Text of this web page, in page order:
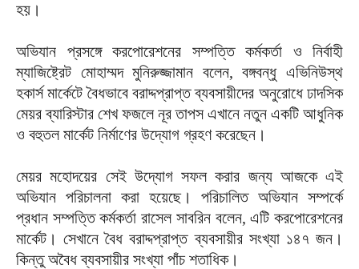
হয়।
অভিযান প্রসঙ্গে করপোরেশনের সম্পত্তি কর্মকর্তা ও নির্বাহী
ম্যাজিষ্ট্রেট মোহাম্মদ মুনিরুজ্জামান বলেন, বঙ্গবন্ধু এভিনিউস্থ
হকার্স মার্কেটে বৈধভাবে বরাদ্দপ্রাপ্ত ব্যবসায়ীদের অনুরোধে ঢাদসিক
মেয়র ব্যারিস্টার শেখ ফজলে নূর তাপস এখানে নতুন একটি আধুনিক
ও বহুতল মার্কেট নির্মাণের উদ্যোগ গ্রহণ করেছেন।
মেয়র মহোদয়ের সেই উদ্যোগ সফল করার জন্য আজকে এই
অভিযান পরিচালনা করা হয়েছে। পরিচালিত অভিযান সম্পর্কে
প্রধান সম্পত্তি কর্মকর্তা রাসেল সাবরিন বলেন, এটি করপোরেশনের
মার্কেট। সেখানে বৈধ বরাদ্দপ্রাপ্ত ব্যবসায়ীর সংখ্যা ১৪৭ জন।
কিন্তু অবৈধ ব্যবসায়ীর সংখ্যা পাঁচ শতাধিক।